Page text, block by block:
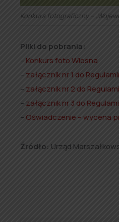
Konkurs fotograficzny –
Pliki do pobrania:
– Konkurs foto Wiosna
– załącznik nr 1 do
– załącznik nr 2 do
– załącznik nr 3 do
–Oświadczenie – wycena
Źródło: Urząd